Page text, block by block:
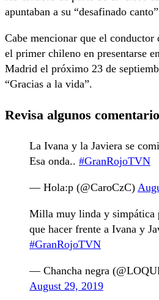
apuntaban a su “desafinado
Cabe mencionar que el conductor
el primer chileno en presentarse
Madrid el próximo 23 de
“Gracias a la vida”.
Revisa algunos
La Ivana y la Javiera se
Esa onda.. #GranRojoTVN
— Hola:p (@CaroCzC)
Milla muy linda y simpática
que hacer frente a Ivana y
#GranRojoTVN
— Chancha negra
August 29, 2019